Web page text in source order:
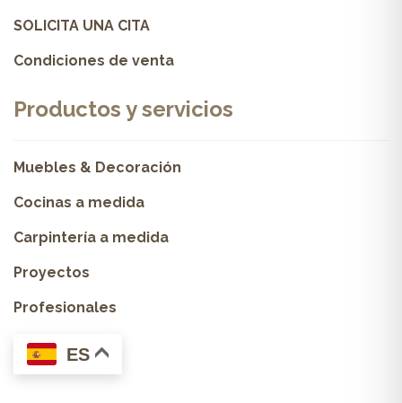
SOLICITA UNA CITA
Condiciones de venta
Productos y servicios
Muebles & Decoración
Cocinas a medida
Carpintería a medida
Proyectos
Profesionales
ES